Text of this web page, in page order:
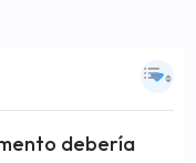
debería